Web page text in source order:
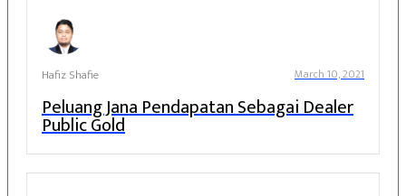
Hafiz Shafie March 10, 2021
Peluang Jana Pendapatan Sebagai Dealer
Public Gold